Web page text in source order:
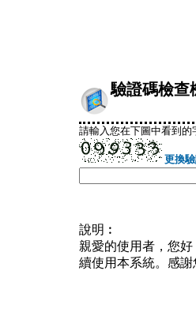
驗證碼檢查
請輸入您在下圖中看到的
更換
說明︰
親愛的使用者，您
續使用本系統。感謝